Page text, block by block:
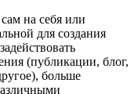
на себя или
для создания
(публикации, блог,
больше